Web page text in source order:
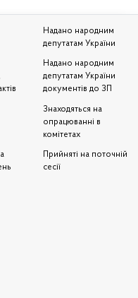
Надано народним
депутатам України
Надано народним
депутатам України
документів до ЗП
Знаходяться на
опрацюванні в
комітетах
Прийняті на поточній
сесії